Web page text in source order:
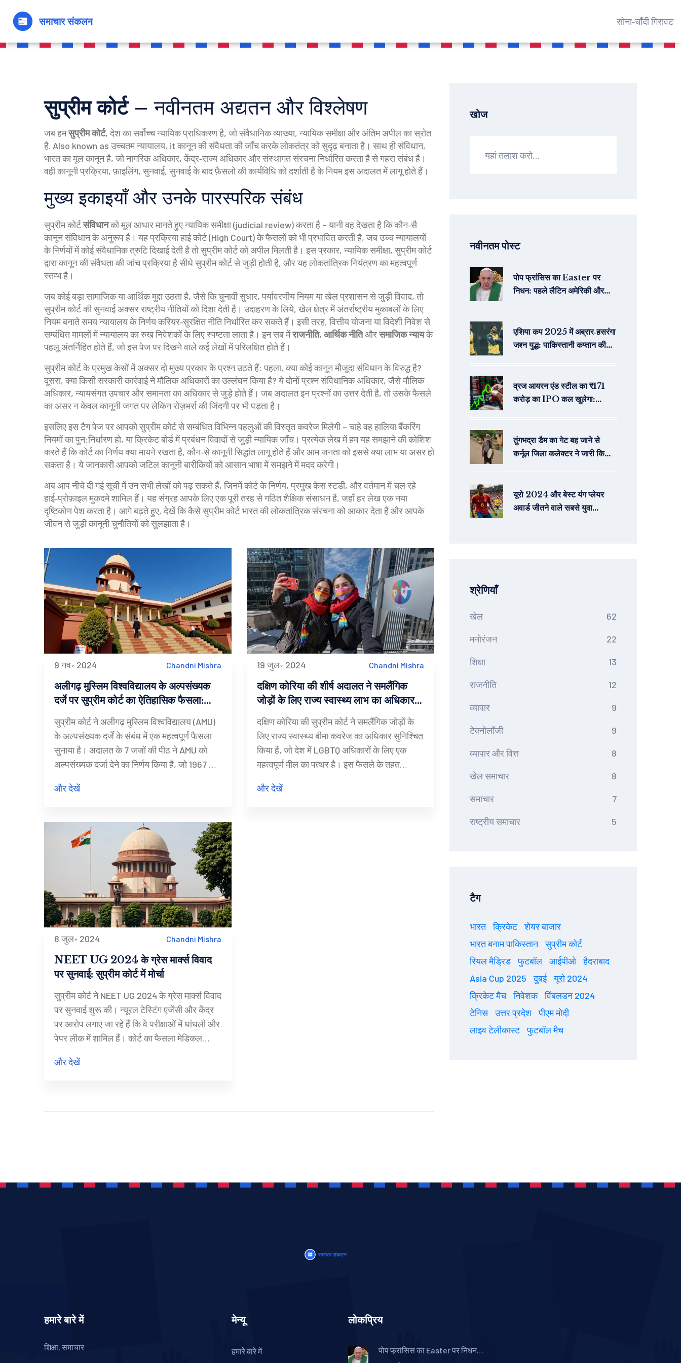
सोना‑चाँदी गिरावट
सुप्रीम कोर्ट– नवीनतम अद्यतन और विश्लेषण
जब हमसुप्रीम कोर्ट,देश का सर्वोच्च न्यायिक प्राधिकरण है, जो संवैधानिक व्याख्या, न्यायिक समीक्षा और अंतिम अपील का स्रोत
है. Also known asउच्चतम न्यायालय, itकानून की संवैधता की जाँच करके लोकतंत्र को सुदृढ़ बनाता है । साथ हीसंविधान,
भारत का मूल कानून है, जो नागरिक अधिकार, केंद्र‑राज्य अधिकार और संस्थागत संरचना निर्धारित करता हैसे गहरा संबंध है।
वहीकानूनी प्रक्रिया,फ़ाइलिंग, सुनवाई, सुनवाई के बाद फ़ैसलो की कार्यविधि को दर्शाती हैके नियम इस अदालत में लागू होते हैं।
मुख्य इकाइयाँ और उनके पारस्परिक संबंध
सुप्रीम कोर्टसंविधानको मूल आधार मानते हुए न्यायिक समीक्षा (judicial review) करता है – यानी वह देखता है कि कौन‑सै
कानून संविधान के अनुरूप है। यह प्रक्रिया हाई कोर्ट (High Court) के फैसलों को भी प्रभावित करती है, जब उच्च न्यायालयों
के निर्णयों में कोई संवैधानिक त्रुटि दिखाई देती है तो सुप्रीम कोर्ट को अपील मिलती है। इस प्रकार,न्यायिक समीक्षा,सुप्रीम कोर्ट
द्वारा कानून की संवैधता की जांच प्रक्रिया हैसीधेसुप्रीम कोर्टसे जुड़ी होती है, और यह लोकतांत्रिक नियंत्रण का महत्वपूर्ण
स्तम्भ है।
जब कोई बड़ा सामाजिक या आर्थिक मुद्दा उठता है, जैसे कि चुनावी सुधार, पर्यावरणीय नियम या खेल प्रशासन से जुड़ी विवाद, तो
सुप्रीम कोर्ट की सुनवाई अक्सर राष्ट्रीय नीतियों को दिशा देती है। उदाहरण के लिये, खेल क्षेत्र में अंतर्राष्ट्रीय मुकाबलों के लिए
नियम बनाते समय न्यायालय के निर्णय करियर‑सुरक्षित नीति निर्धारित कर सकते हैं। इसी तरह, वित्तीय योजना या विदेशी निवेश से
सम्बंधित मामलों में न्यायालय का रुख निवेशकों के लिए स्पष्टता लाता है। इन सब मेंराजनीति, आर्थिक नीतिऔरसमाजिक न्यायके
पहलू अंतर्निहित होते हैं, जो इस पेज पर दिखने वाले कई लेखों में परिलक्षित होते हैं।
सुप्रीम कोर्ट के प्रमुख केसों में अक्सर दो मुख्य प्रकार के प्रश्न उठते हैं: पहला, क्या कोई कानून मौजूदा संविधान के विरुद्ध है?
दूसरा, क्या किसी सरकारी कार्रवाई ने मौलिक अधिकारों का उल्लंघन किया है? ये दोनों प्रश्नसंविधानिक अधिकार,जैसे मौलिक
अधिकार, न्यायसंगत उपचार और समानता का अधिकारसे जुड़े होते हैं। जब अदालत इन प्रश्नों का उत्तर देती है, तो उसके फैसले
का असर न केवल कानूनी जगत पर लेकिन रोज़मर्रा की जिंदगी पर भी पड़ता है।
इसलिए इस टैग पेज पर आपको सुप्रीम कोर्ट से सम्बंधित विभिन्न पहलुओं की विस्तृत कवरेज मिलेगी – चाहे वह हालिया बैंकरिंग
नियमों का पुन:निर्धारण हो, या क्रिकेट बोर्ड में प्रबंधन विवादों से जुड़ी न्यायिक जाँच। प्रत्येक लेख में हम यह समझाने की कोशिश
करते हैं कि कोर्ट का निर्णय क्या मायने रखता है, कौन‑से कानूनी सिद्धांत लागू होते हैं और आम जनता को इससे क्या लाभ या असर हो
सकता है। ये जानकारी आपको जटिल कानूनी बारीकियों को आसान भाषा में समझने में मदद करेगी।
अब आप नीचे दी गई सूची में उन सभी लेखों को पढ़ सकते हैं, जिनमें कोर्ट के निर्णय, प्रमुख केस स्टडी, और वर्तमान में चल रहे
हाई‑प्रोफ़ाइल मुकदमे शामिल हैं। यह संग्रह आपके लिए एक पूरी तरह से गठित शैक्षिक संसाधन है, जहाँ हर लेख एक नया
दृष्टिकोण पेश करता है। आगे बढ़ते हुए, देखें कि कैसे सुप्रीम कोर्ट भारत की लोकतांत्रिक संरचना को आकार देता है और आपके
जीवन से जुड़ी कानूनी चुनौतियों को सुलझाता है।
9 नव॰ 2024 Chandni Mishra
अलीगढ़ मुस्लिम विश्वविद्यालय के अल्पसंख्यक
दर्जे पर सुप्रीम कोर्ट का ऐतिहासिक फैसला:
विस्तृत विश्लेषण
सुप्रीम कोर्ट ने अलीगढ़ मुस्लिम विश्वविद्यालय (AMU)
के अल्पसंख्यक दर्जे के संबंध में एक महत्वपूर्ण फैसला
सुनाया है। अदालत के 7 जजों की पीठ ने AMU को
अल्पसंख्यक दर्जा देने का निर्णय किया है, जो 1967 के
पिछले फैसले में कहा गया था कि AMU अल्पसंख्यक
द्वारा स्थापित नहीं किया गया था।
और देखें
19 जुल॰ 2024 Chandni Mishra
दक्षिण कोरिया की शीर्ष अदालत ने समलैंगिक
जोड़ों के लिए राज्य स्वास्थ्य लाभ का अधिकार
बरकरार रखा
दक्षिण कोरिया की सुप्रीम कोर्ट ने समलैंगिक जोड़ों के
लिए राज्य स्वास्थ्य बीमा कवरेज का अधिकार सुनिश्चित
किया है, जो देश में LGBTQ अधिकारों के लिए एक
महत्वपूर्ण मील का पत्थर है। इस फैसले के तहत
लाभार्थी के रूप में पंजीकरण करा सकते हैं। यह मामला
और देखें
8 जुल॰ 2024 Chandni Mishra
NEET UG 2024 के ग्रेस मार्क्स विवाद
पर सुनवाई: सुप्रीम कोर्ट में मोर्चा
सुप्रीम कोर्ट ने NEET UG 2024 के ग्रेस मार्क्स विवाद
पर सुनवाई शुरू की। न्यूरल टेस्टिंग एजेंसी और केंद्र
पर आरोप लगाए जा रहे हैं कि वे परीक्षाओं में धांधली और
पेपर लीक में शामिल हैं। कोर्ट का फैसला मेडिकल
है। सुनवाई जारी है और अपडेट्स की प्रतीक्षा की जा
और देखें
खोज
नवीनतम पोस्ट
पोप फ्रांसिस का Easter पर
निधन: पहले लैटिन अमेरिकी और
एशिया कप 2025 में अब्रार‑हसरंगा
जश्न युद्ध: पाकिस्तानी कप्तान की
व्रज आयरन एंड स्टील का ₹171
करोड़ का IPO कल खुलेगा:
तुंगभद्रा डैम का गेट बह जाने से
कर्नूल जिला कलेक्टर ने जारी किया
यूरो 2024 और बेस्ट यंग प्लेयर
अवार्ड जीतने वाले सबसे युवा
श्रेणियाँ
खेल 62
मनोरंजन 22
शिक्षा 13
राजनीति 12
व्यापार 9
टेक्नोलॉजी 9
व्यापार और वित्त 8
खेल समाचार 8
समाचार 7
राष्ट्रीय समाचार 5
टैग
भारत क्रिकेट
शेयर बाजार
भारत बनाम पाकिस्तान
सुप्रीम कोर्ट
रियल मैड्रिड
फुटबॉल आईपीओ
हैदराबाद
Asia Cup 2025
दुबई
यूरो 2024
क्रिकेट मैच
निवेशक
विंबलडन 2024
टेनिस
उत्तर प्रदेश
पीएम मोदी
लाइव टेलीकास्ट
फुटबॉल मैच
हमारे बारे में
शिक्षा, समाचार
मेन्यू
हमारे बारे में
लोकप्रिय
पोप फ्रांसिस का Easter पर निधन: